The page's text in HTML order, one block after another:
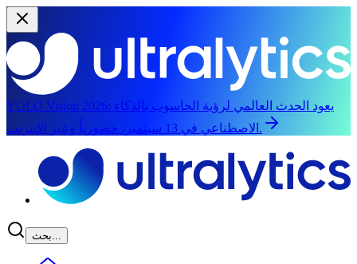
YOLO Vision 2026: يعود الحدث العالمي لرؤية الحاسوب بالذكاء
الاصطناعي في 13 سبتمبر، حضورياً وعبر الإنترنت.
بحث...